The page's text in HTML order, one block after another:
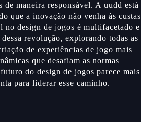
maneira responsável. A uudd está
que a inovação não venha às custas
design de jogos é multifacetado e
revolução, explorando todas as
de experiências de jogo mais
que desafiam as normas
do design de jogos parece mais
para liderar esse caminho.